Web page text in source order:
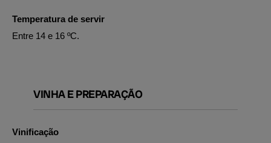
Temperatura de servir
Entre 14 e 16 ºC.
VINHA E PREPARAÇÃO
Vinificação